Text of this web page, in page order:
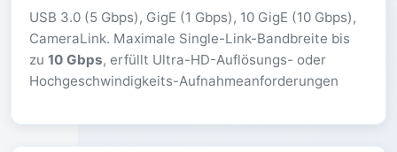
USB 3.0 (5 Gbps), GigE (1 Gbps), 10 GigE (10 Gbps),
CameraLink. Maximale Single-Link-Bandbreite bis
zu 10 Gbps, erfüllt Ultra-HD-Auflösungs- oder
Hochgeschwindigkeits-Aufnahmeanforderungen